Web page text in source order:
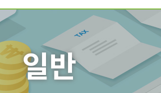
일반